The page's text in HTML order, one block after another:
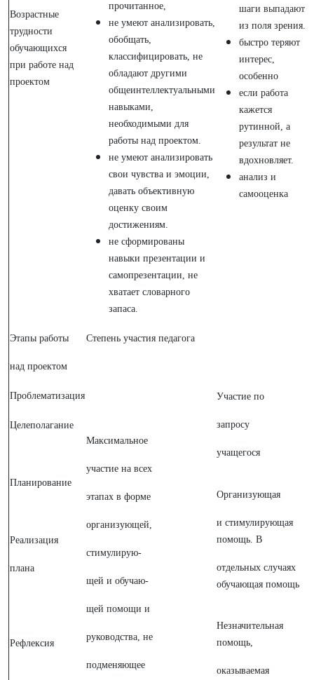
Возрастные
трудности
обучающихся
при работе над
проектом
прочитанное,
не умеют анализировать,
обобщать,
классифицировать, не
обладают другими
общеинтеллектуальными
навыками,
необходимыми для
работы над проектом.
не умеют анализировать
свои чувства и эмоции,
давать объективную
оценку своим
достижениям.
не сформированы
навыки презентации и
самопрезентации, не
хватает словарного
запаса.
шаги выпадают
из поля зрения.
быстро теряют
интерес,
особенно
если работа
кажется
рутинной, а
результат не
вдохновляет.
анализ и
самооценка
Этапы работы
над проектом
Степень участия педагога
Проблематизация
Максимальное
участие на всех
этапах в форме
организующей,
стимулирую-
щей и обучаю-
щей помощи и
руководства, не
подменяющее
Участие по
запросу
учащегося
Целеполагание
Планирование
Организующая
и стимулирующая
помощь. В
отдельных случаях
обучающая помощь
Реализация
плана
Рефлексия
Незначительная
помощь,
оказываемая